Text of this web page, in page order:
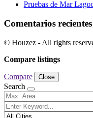
Pruebas de Mar
Comentarios recientes
© Houzez - All rights
Compare listings
Compare Close
Search